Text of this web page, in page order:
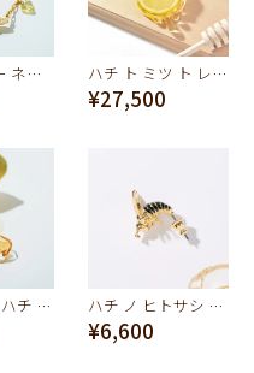
クイーンビー ネックレス ハチ ト ミツ ト レモン ネックレス【スペシャルボックスつき】
¥27,500
【残り1点】ハチ ト ミツ トロ～リ リング【スペシャルパッケージつき】 ハチ ノ ヒトサシ ピアス
¥6,600